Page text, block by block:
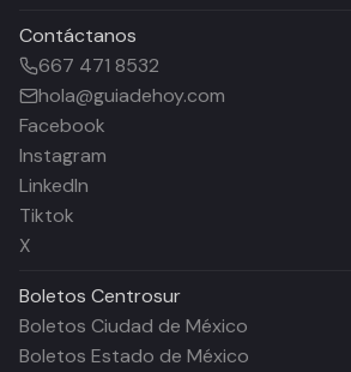
Contáctanos
667 471 8532
hola@guiadehoy.com
Facebook
Instagram
LinkedIn
Tiktok
X
Boletos Centrosur
Boletos Ciudad de México
Boletos Estado de México